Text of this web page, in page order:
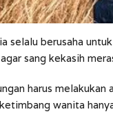
selalu berusaha
sang kekasih
harus melakukan
wanita